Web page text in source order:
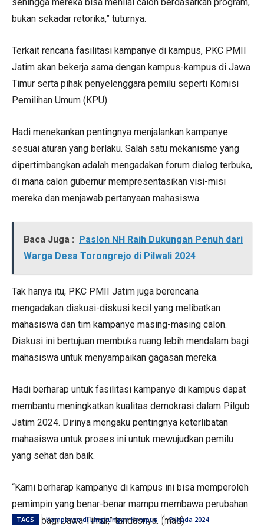
bukan sekadar retorika,” tuturnya.
Terkait rencana fasilitasi kampanye di kampus, PKC PMII
Jatim akan bekerja sama dengan kampus-kampus di Jawa
Timur serta pihak penyelenggara pemilu seperti Komisi
Pemilihan Umum (KPU).
Hadi menekankan pentingnya menjalankan kampanye
sesuai aturan yang berlaku. Salah satu mekanisme yang
dipertimbangkan adalah mengadakan forum dialog terbuka,
di mana calon gubernur mempresentasikan visi-misi
mereka dan menjawab pertanyaan mahasiswa.
Baca Juga : Paslon NH Raih Dukungan Penuh dari
Warga Desa Torongrejo di Pilwali 2024
Tak hanya itu, PKC PMII Jatim juga berencana
mengadakan diskusi-diskusi kecil yang melibatkan
mahasiswa dan tim kampanye masing-masing calon.
Diskusi ini bertujuan membuka ruang lebih mendalam bagi
mahasiswa untuk menyampaikan gagasan mereka.
Hadi berharap untuk fasilitasi kampanye di kampus dapat
membantu meningkatkan kualitas demokrasi dalam Pilgub
Jatim 2024. Dirinya mengaku pentingnya keterlibatan
mahasiswa untuk proses ini untuk mewujudkan pemilu
yang sehat dan baik.
“Kami berharap kampanye di kampus ini bisa memperoleh
pemimpin yang benar-benar mampu membawa perubahan
positif bagi Jawa Timur,” tandasnya. (mad)
TAGS Kampanye di Lingkungan Kampus
Pilkada 2024